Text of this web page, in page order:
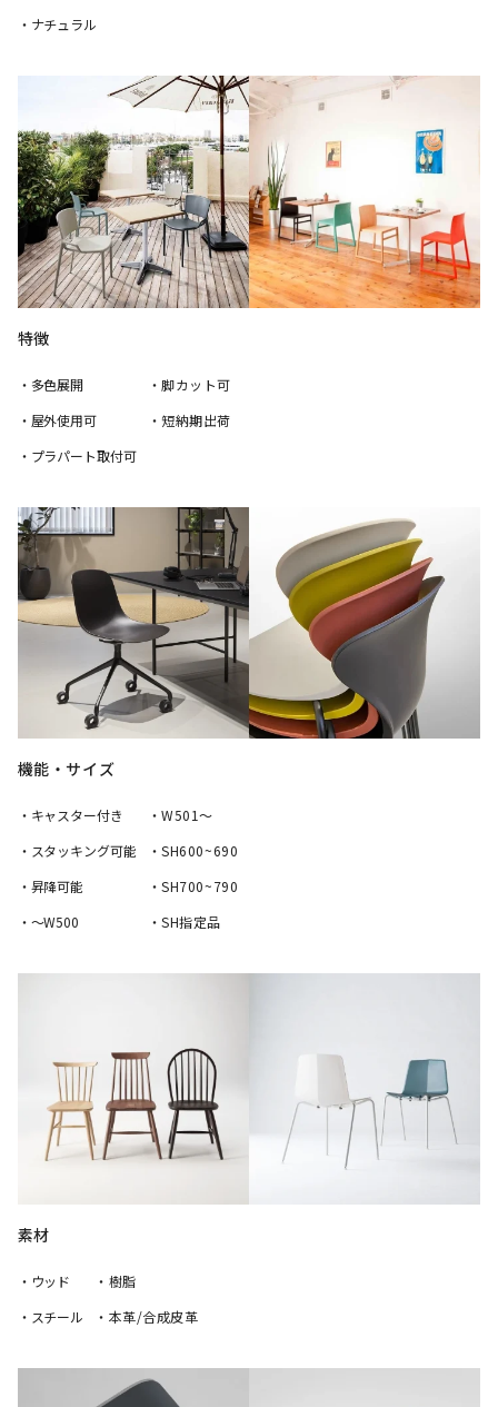
・ナチュラル
特徴
・多色展開
・屋外使用可
・プラパート取付可
・脚カット可
・短納期出荷
機能・サイズ
・キャスター付き
・スタッキング可能
・昇降可能
・〜W500
・W501〜
・SH600~690
・SH700~790
・SH指定品
素材
・ウッド
・スチール
・樹脂
・本革/合成皮革